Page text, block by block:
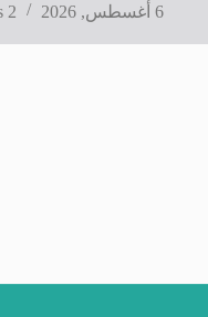
6 أغسطس, 2026
2 mins